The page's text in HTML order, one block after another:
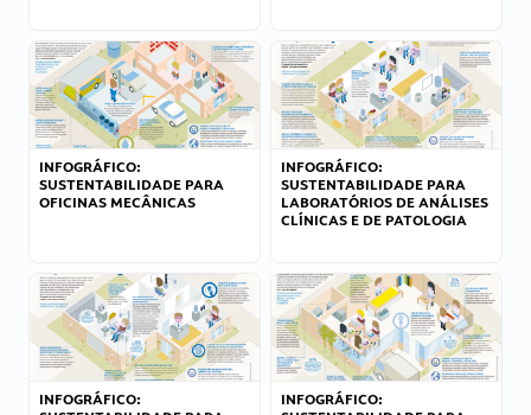
INFOGRÁFICO:
SUSTENTABILIDADE PARA
OFICINAS MECÂNICAS
INFOGRÁFICO:
SUSTENTABILIDADE PARA
LABORATÓRIOS DE ANÁLISES
CLÍNICAS E DE PATOLOGIA
INFOGRÁFICO:
INFOGRÁFICO: